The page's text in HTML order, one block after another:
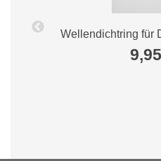
Wellendichtring für